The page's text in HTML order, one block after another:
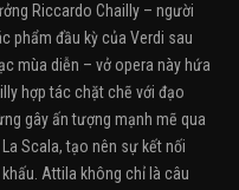
Riccardo Chailly – người
phẩm đầu kỳ của Verdi sau
mùa diễn – vở opera này hứa
hợp tác chặt chẽ với đạo
gây ấn tượng mạnh mẽ qua
Scala, tạo nên sự kết nối
Attila không chỉ là câu